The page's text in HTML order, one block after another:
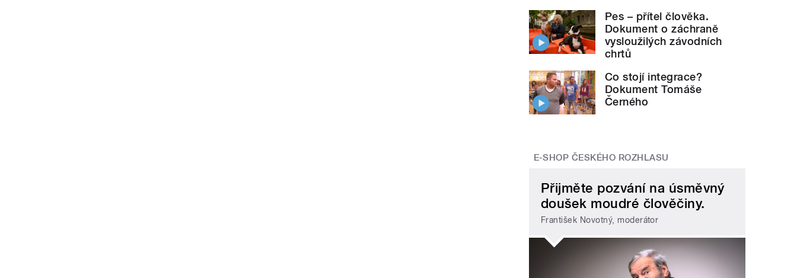
Pes – přítel člověka.
Dokument o záchraně
vysloužilých závodních
chrtů
Co stojí integrace?
Dokument Tomáše
Černého
E-SHOP ČESKÉHO ROZHLASU
Přijměte pozvání na úsměvný
doušek moudré člověčiny.
František Novotný, moderátor